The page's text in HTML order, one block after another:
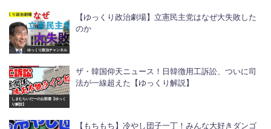
ゆっくり政治チャンネル
【ゆっくり政治劇場】立憲民主党はなぜ大失敗した
のか
しまむらいだーのお部屋【ゆっく
り解説】
ザ・韓国仰天ニュース！日韓徴用工訴訟、ついに司
法が一線超えた【ゆっくり解説】
【もちもち】冷やし団子一丁！みんな大好きダンゴ